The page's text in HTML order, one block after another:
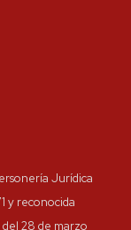
Jurídica
y reconocida
28 de marzo